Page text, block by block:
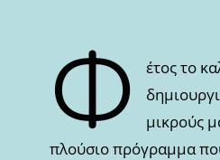
Φ
έτος το
μικρούς
πλούσιο πρόγραμμα